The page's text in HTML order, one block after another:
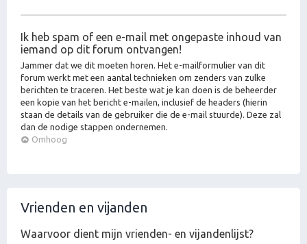
Ik heb spam of een e-mail met ongepaste inhoud van
iemand op dit forum ontvangen!
Jammer dat we dit moeten horen. Het e-mailformulier van dit
forum werkt met een aantal technieken om zenders van zulke
berichten te traceren. Het beste wat je kan doen is de beheerder
een kopie van het bericht e-mailen, inclusief de headers (hierin
staan de details van de gebruiker die de e-mail stuurde). Deze zal
dan de nodige stappen ondernemen.
Omhoog
Vrienden en vijanden
Waarvoor dient mijn vrienden- en vijandenlijst?